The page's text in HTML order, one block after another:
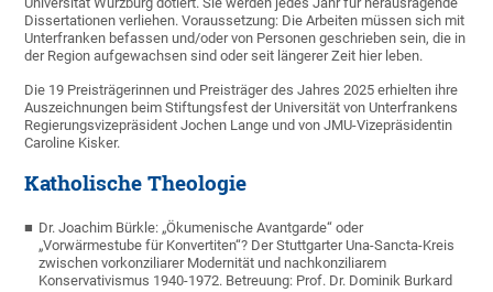
Dissertationen verliehen. Voraussetzung: Die Arbeiten müssen sich mit
Unterfranken befassen und/oder von Personen geschrieben sein, die in
der Region aufgewachsen sind oder seit längerer Zeit hier leben.
Die 19 Preisträgerinnen und Preisträger des Jahres 2025 erhielten ihre
Auszeichnungen beim Stiftungsfest der Universität von Unterfrankens
Regierungsvizepräsident Jochen Lange und von JMU-Vizepräsidentin
Caroline Kisker.
Katholische Theologie
Dr. Joachim Bürkle: „Ökumenische Avantgarde“ oder
„Vorwärmestube für Konvertiten“? Der Stuttgarter Una-Sancta-Kreis
zwischen vorkonziliarer Modernität und nachkonziliarem
Konservativismus 1940-1972. Betreuung: Prof. Dr. Dominik Burkard